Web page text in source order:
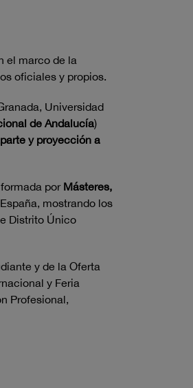
el marco de la
oficiales y propios.
Universidad
de Andalucía)
y proyección a
por Másteres,
mostrando los
Distrito Único
y de la Oferta
y Feria
Profesional,